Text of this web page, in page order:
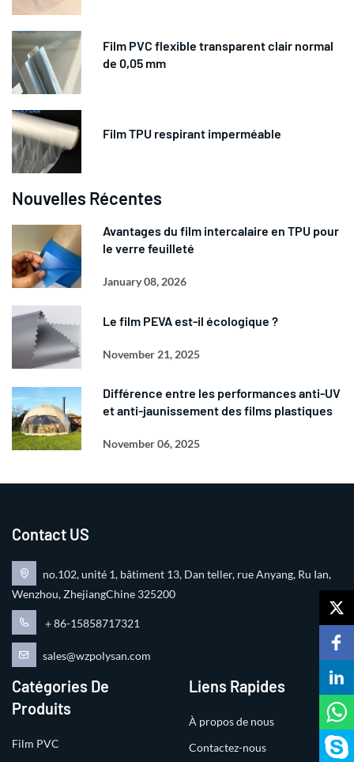
Film PVC flexible transparent clair normal
de 0,05 mm
Film TPU respirant imperméable
Nouvelles Récentes
Avantages du film intercalaire en TPU pour
le verre feuilleté
January 08, 2026
Le film PEVA est-il écologique ?
November 21, 2025
Différence entre les performances anti-UV
et anti-jaunissement des films plastiques
November 06, 2025
Contact US
no.102, unité 1, bâtiment 13, Dan teller, rue Anyang, Ru Ian,
Wenzhou, ZhejiangChine 325200
＋86-15858717321
sales@wzpolysan.com
Catégories De
Produits
Film PVC
Liens Rapides
À propos de nous
Contactez-nous